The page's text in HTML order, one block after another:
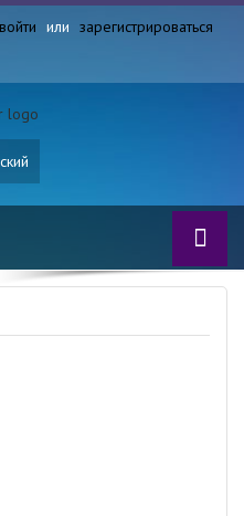
войти или зарегистрироваться